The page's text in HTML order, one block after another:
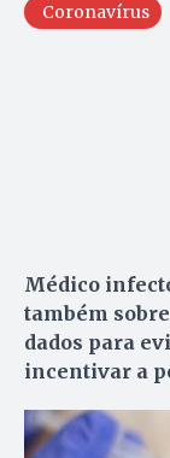
Coronavírus
Médico
também
dados para
incentivar a